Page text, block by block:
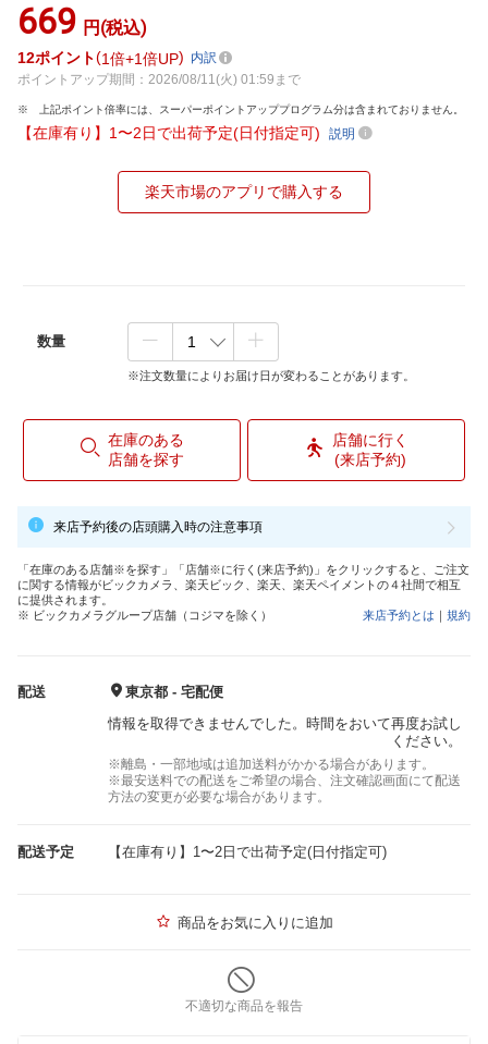
669 円(税込)
12ポイント 1倍 1倍UP
内訳
ポイントアップ期間：2026/08/11(火) 01:59まで
上記ポイント倍率には、スーパーポイントアッププログラム分は含まれておりません。
【在庫有り】1〜2日で出荷予定(日付指定可) 説明
楽天市場のアプリで購入する
数量
※注文数量によりお届け日が変わることがあります。
在庫のある
店舗を探す
店舗に行く
(来店予約)
来店予約後の店頭購入時の注意事項
「在庫のある店舗※を探す」「店舗※に行く(来店予約)」をクリックすると、ご注文
に関する情報がビックカメラ、楽天ビック、楽天、楽天ペイメントの４社間で相互
に提供されます。
※ ビックカメラグループ店舗（コジマを除く）
来店予約とは ｜ 規約
配送
東京都 - 宅配便
情報を取得できませんでした。時間をおいて再度お試し
ください。
※離島・一部地域は追加送料がかかる場合があります。
※最安送料での配送をご希望の場合、注文確認画面にて配送
方法の変更が必要な場合があります。
配送予定 【在庫有り】1〜2日で出荷予定(日付指定可)
商品をお気に入りに追加
不適切な商品を報告